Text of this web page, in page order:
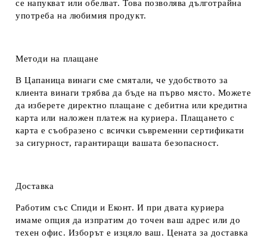
се напукват или обелват. Това позволява дълготрайна
употреба на любимия продукт.
Методи на плащане
В Цапаница винаги сме смятали, че удобството за
клиента винаги трябва да бъде на първо място. Можете
да изберете директно плащане с дебитна или кредитна
карта или наложен платеж на куриера. Плащането с
карта е съобразено с всички съвременни сертификати
за сигурност, гарантиращи вашата безопасност.
Доставка
Работим със Спиди и Еконт. И при двата куриера
имаме опция да изпратим до точен ваш адрес или до
техен офис. Изборът е изцяло ваш. Цената за доставка